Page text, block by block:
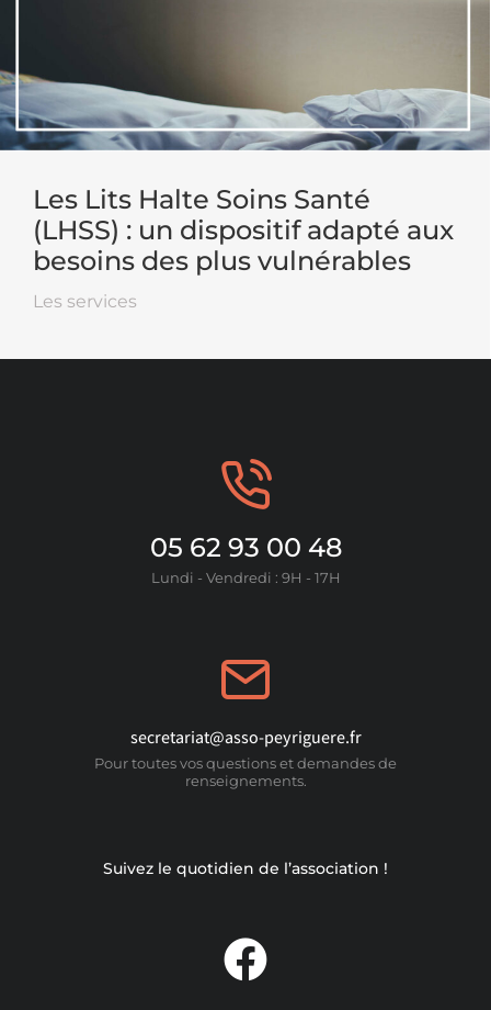
Les Lits Halte Soins Santé
(LHSS) : un dispositif adapté aux
besoins des plus vulnérables
Les services
05 62 93 00 48
Lundi - Vendredi : 9H - 17H
secretariat@asso-peyriguere.fr
Pour toutes vos questions et demandes de
renseignements.
Suivez le quotidien de l’association !